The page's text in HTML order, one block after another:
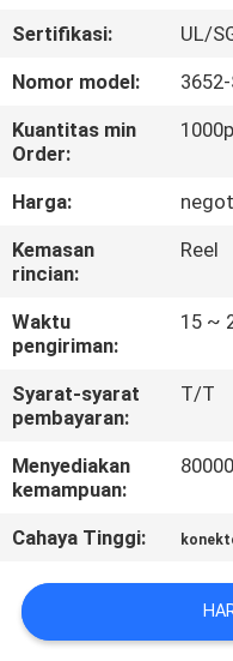
TUR
PABRIK
KONTROL
KUALITAS
HUBUNGI
KAMI
PERMINTAAN
SITEMAP
PRIVACY
POLICY
Sertifikasi:
UL/
Nomor model:
Kuantitas min
Order:
Harga:
Kemasan
rincian:
Reel
Waktu
pengiriman:
15 ~
Syarat-syarat
pembayaran:
T/T
Menyediakan
kemampuan:
Cahaya Tinggi: